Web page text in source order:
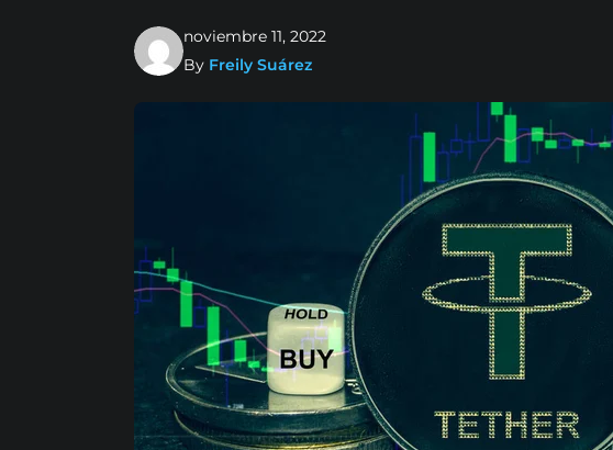
noviembre 11, 2022
By Freily Suárez